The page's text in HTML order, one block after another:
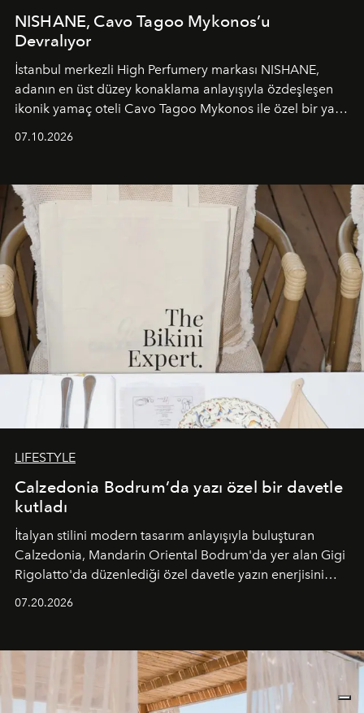
NISHANE, Cavo Tagoo Mykonos’u
Devralıyor
İstanbul merkezli High Perfumery markası NISHANE,
adanın en üst düzey konaklama anlayışıyla özdeşleşen
ikonik yamaç oteli Cavo Tagoo Mykonos ile özel bir yaz
buluşturarak markanın Cavo Tagoo’daki varlığını
sürükleyici ve mevsime özel bir deneyime dönüştürüyor.
07.10.2026
LIFESTYLE
Calzedonia Bodrum’da yazı özel bir davetle
kutladı
İtalyan stilini modern tasarım anlayışıyla buluşturan
Calzedonia, Mandarin Oriental Bodrum'da yer alan Gigi
Rigolatto'da düzenlediği özel davetle yazın enerjisini
07.20.2026